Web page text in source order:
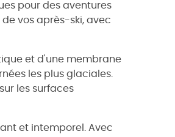
pour des aventures
vos après-ski, avec
et d'une membrane
les plus glaciales.
les surfaces
et intemporel. Avec